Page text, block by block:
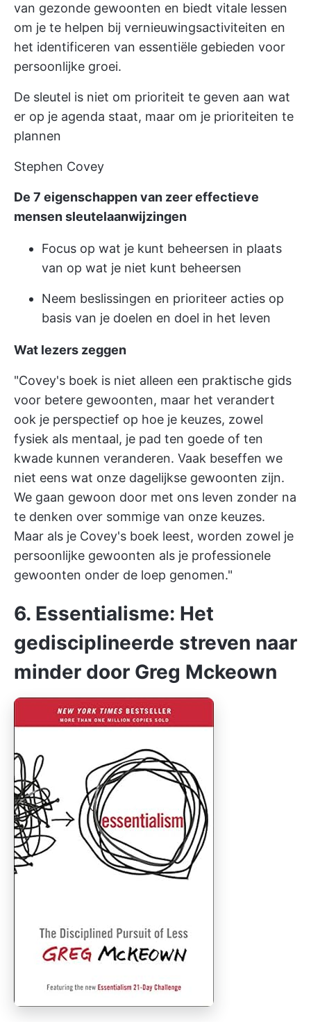
van gezonde gewoonten en biedt vitale lessen
om je te helpen bij vernieuwingsactiviteiten en
het identificeren van essentiële gebieden voor
persoonlijke groei.
De sleutel is niet om prioriteit te geven aan wat
er op je agenda staat, maar om je prioriteiten te
plannen
Stephen Covey
De 7 eigenschappen van zeer effectieve
mensen sleutelaanwijzingen
Focus op wat je kunt beheersen in plaats
van op wat je niet kunt beheersen
Neem beslissingen en prioriteer acties op
basis van je doelen en doel in het leven
Wat lezers zeggen
"Covey's boek is niet alleen een praktische gids
voor betere gewoonten, maar het verandert
ook je perspectief op hoe je keuzes, zowel
fysiek als mentaal, je pad ten goede of ten
kwade kunnen veranderen. Vaak beseffen we
niet eens wat onze dagelijkse gewoonten zijn.
We gaan gewoon door met ons leven zonder na
te denken over sommige van onze keuzes.
Maar als je Covey's boek leest, worden zowel je
persoonlijke gewoonten als je professionele
gewoonten onder de loep genomen."
6. Essentialisme: Het
gedisciplineerde streven naar
minder door Greg Mckeown